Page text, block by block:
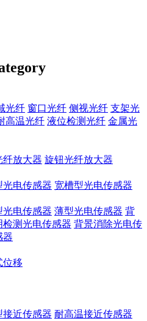
光纤 窗口光纤 侧视光纤 支架光
高温光纤 液位检测光纤 金属光
纤放大器 旋钮光纤放大器
光电传感器 宽槽型光电传感器
光电传感器 薄型光电传感器 背
检测光电传感器 背景消除光电传
器
位移
接近传感器 耐高温接近传感器